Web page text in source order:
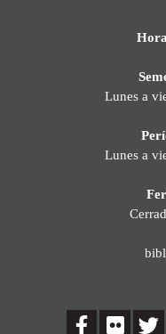
Lunes a
Lunes a